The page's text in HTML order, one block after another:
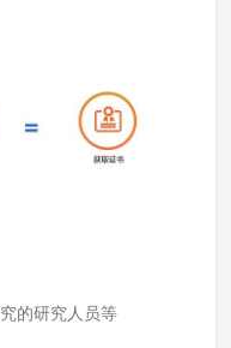
的研究人员等